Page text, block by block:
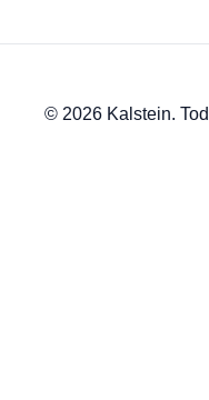
© 2026 Kalstein.